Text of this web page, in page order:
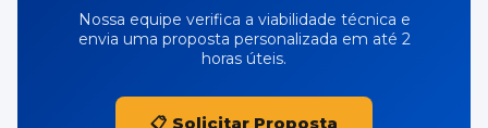
Nossa equipe verifica a viabilidade técnica e
envia uma proposta personalizada em até 2
horas úteis.
📋 Solicitar Proposta